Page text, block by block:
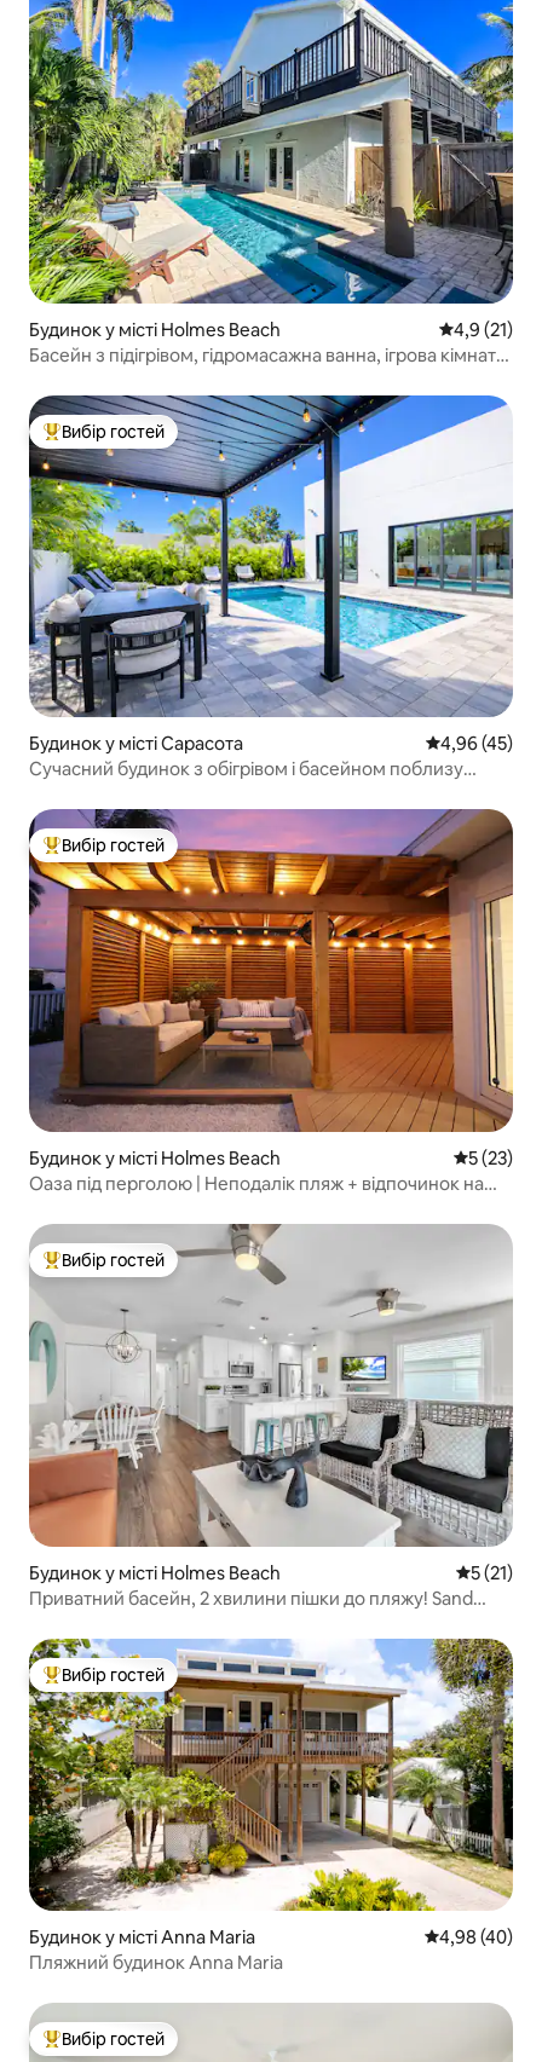
Будинок у місті Holmes Beach Середня
4,9 (21)
Басейн з підігрівом, гідромасажна ванна, ігрова кімната,
Топ вибір гостей
Вибір гостей
Будинок у місті Сарасота Середня
4,96 (45)
Сучасний будинок з обігрівом і басейном поблизу
Топ вибір гостей
Вибір гостей
Будинок у місті Holmes Beach Середня
5 (23)
Оаза під перголою | Неподалік пляж + відпочинок на
Топ вибір гостей
Вибір гостей
Будинок у місті Holmes Beach Середня
5 (21)
Приватний басейн, 2 хвилини пішки до пляжу! Sand
Топ вибір гостей
Вибір гостей
Будинок у місті Anna Maria Середня
4,98 (40)
Пляжний будинок Anna Maria
Топ вибір гостей
Вибір гостей